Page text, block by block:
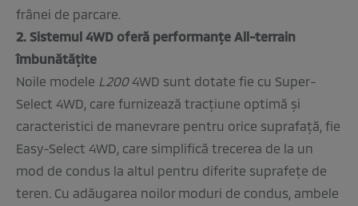
frânei de parcare.
2. Sistemul 4WD oferă performanţe All-terrain
îmbunătăţite
Noile modele L2004WD sunt dotate fie cu Super-
Select 4WD, care furnizează tracţiune optimă şi
caracteristici de manevrare pentru orice suprafaţă, fie
Easy-Select 4WD, care simplifică trecerea de la un
mod de condus la altul pentru diferite suprafeţe de
teren. Cu adăugarea noilor moduri de condus, ambele